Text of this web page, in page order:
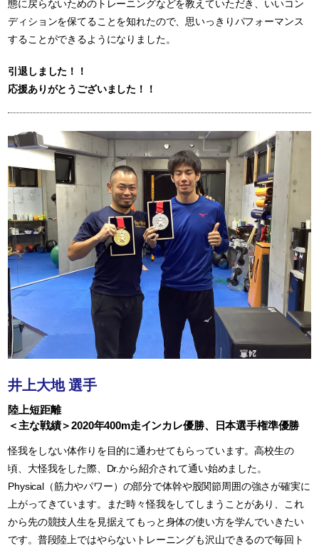
態に戻らないためのトレーニングなどを教えていただき、いいコン
ディションを保てることを知れたので、思いっきりパフォーマンス
することができるようになりました。
引退しました！！
応援ありがとうございました！！
井上大地 選手
陸上短距離
＜主な戦績＞2020年400m走インカレ優勝、日本選手権準優勝
怪我をしない体作りを目的に通わせてもらっています。高校生の
頃、大怪我をした際、Dr.から紹介されて通い始めました。
Physical（筋力やパワー）の部分で体幹や股関節周囲の強さが確実に
上がってきています。まだ時々怪我をしてしまうことがあり、これ
から先の競技人生を見据えてもっと身体の使い方を学んでいきたい
です。普段陸上ではやらないトレーニングも沢山できるので毎回ト